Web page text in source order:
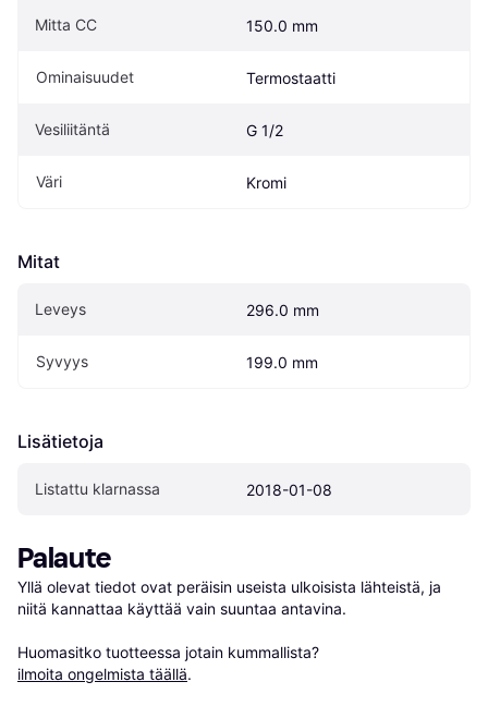
Mitta CC 150.0 mm
Ominaisuudet Termostaatti
Vesiliitäntä G 1/2
Väri Kromi
Mitat
Leveys 296.0 mm
Syvyys 199.0 mm
Lisätietoja
Listattu klarnassa 2018-01-08
Palaute
Yllä olevat tiedot ovat peräisin useista ulkoisista lähteistä, ja
niitä kannattaa käyttää vain suuntaa antavina.
Huomasitko tuotteessa jotain kummallista?
ilmoita ongelmista täällä.